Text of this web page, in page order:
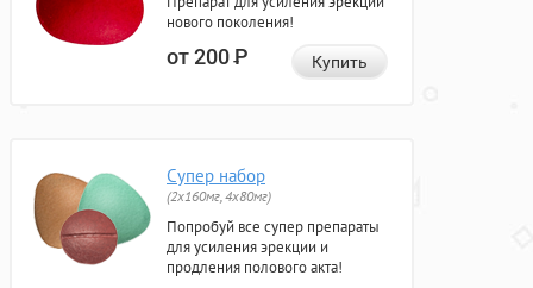
нового поколения!
от 200Р Купить
Супер набор
(2х160мг, 4х80мг)
Попробуй все супер препараты
для усиления эрекции и
продления полового акта!